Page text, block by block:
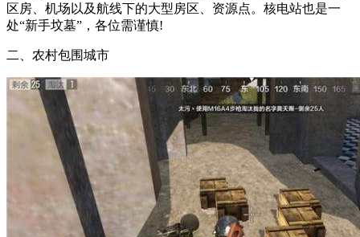
区房、机场以及航线下的大型房区、资源点。核电站也是一
处“新手坟墓”，各位需谨慎!
二、农村包围城市